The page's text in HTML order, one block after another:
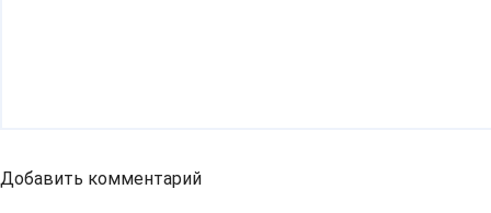
Добавить комментарий